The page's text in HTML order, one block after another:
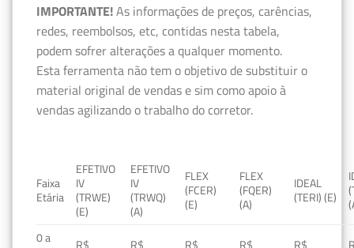
IMPORTANTE!As informações de preços, carências,
redes, reembolsos, etc, contidas nesta tabela,
podem sofrer alterações a qualquer momento.
Esta ferramenta não tem o objetivo de substituir o
material original de vendas e sim como apoio à
vendas agilizando o trabalho do corretor.
Faixa
Etária
EFETIVO
IV
(TRWE)
(E)
EFETIVO
IV
(TRWQ)
(A)
FLEX
(FCER)
(E)
FLEX
(FQER)
(A)
IDEAL
(TERI) (E)
0 a